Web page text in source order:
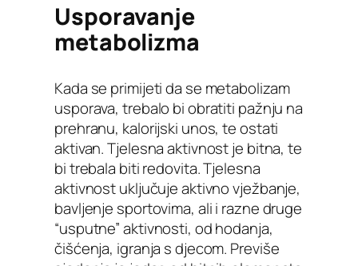
Usporavanje
metabolizma
Kada se primijeti da se metabolizam
usporava, trebalo bi obratiti pažnju na
prehranu, kalorijski unos, te ostati
aktivan. Tjelesna aktivnost je bitna, te
bi trebala biti redovita. Tjelesna
aktivnost uključuje aktivno vježbanje,
bavljenje sportovima, ali i razne druge
“usputne” aktivnosti, od hodanja,
čišćenja, igranja s djecom. Previše